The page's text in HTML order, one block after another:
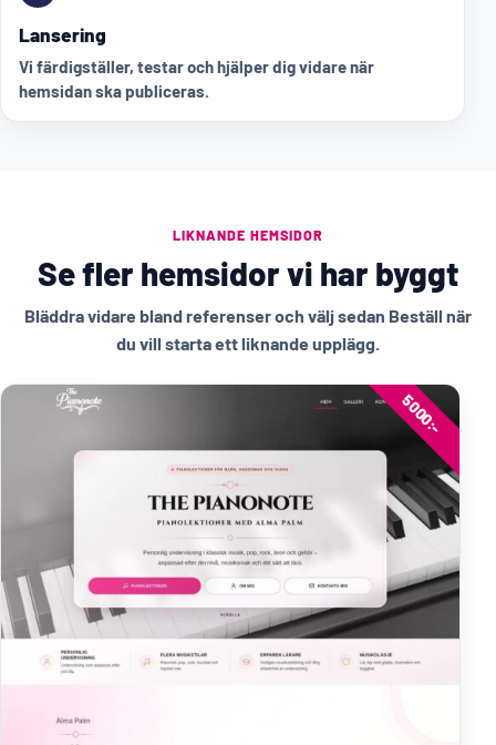
Lansering
Vi färdigställer, testar och hjälper dig vidare när
hemsidan ska publiceras.
LIKNANDE HEMSIDOR
Se fler hemsidor vi har byggt
Bläddra vidare bland referenser och välj sedan Beställ när
du vill starta ett liknande upplägg.
5000:-